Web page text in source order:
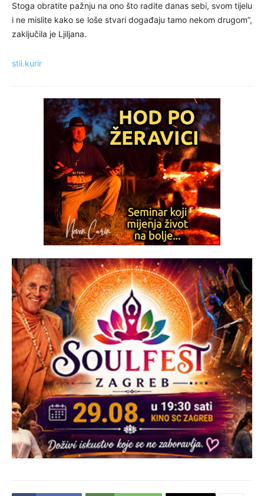
Stoga obratite pažnju na ono što radite danas sebi, svom tijelu
i ne mislite kako se loše stvari događaju tamo nekom drugom”,
zaključila je Ljiljana.
stil.kurir